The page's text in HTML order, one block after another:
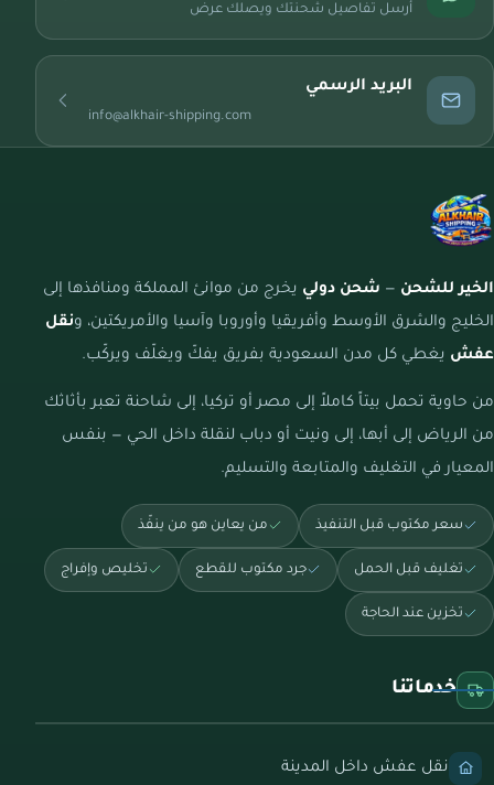
أرسل تفاصيل شحنتك ويصلك عرض
البريد الرسمي
info@alkhair-shipping.com
الخير للشحن — شحن دولي يخرج من موانئ المملكة ومنافذها إلى
الخليج والشرق الأوسط وأفريقيا وأوروبا وآسيا والأمريكتين، ونقل
عفش يغطي كل مدن السعودية بفريق يفكّ ويغلّف ويركّب.
من حاوية تحمل بيتاً كاملاً إلى مصر أو تركيا، إلى شاحنة تعبر بأثاثك
من الرياض إلى أبها، إلى ونيت أو دباب لنقلة داخل الحي — بنفس
المعيار في التغليف والمتابعة والتسليم.
سعر مكتوب قبل التنفيذ من يعاين هو من ينفّذ
تغليف قبل الحمل جرد مكتوب للقطع تخليص وإفراج
تخزين عند الحاجة
خدماتنا
نقل عفش داخل المدينة